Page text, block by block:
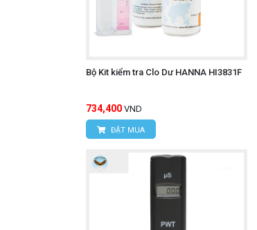
Bộ Kit kiểm tra Clo Dư HANNA HI3831F
734,400 VND
ĐẶT MUA